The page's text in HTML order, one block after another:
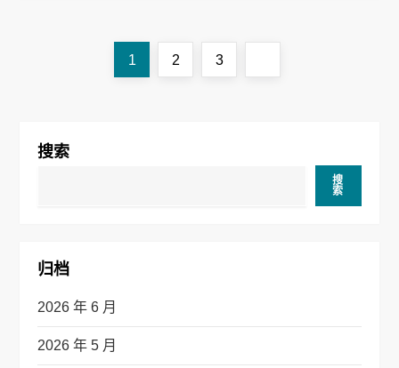
导
Page
1 Page
2 Page
3
搜索
搜
索
归档
2026 年 6 月
2026 年 5 月